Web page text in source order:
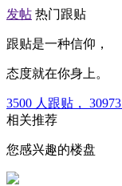
发帖 热门跟贴
跟贴是一种信仰，
态度就在你身上。
3500 人跟贴， 30973
相关推荐
您感兴趣的楼盘